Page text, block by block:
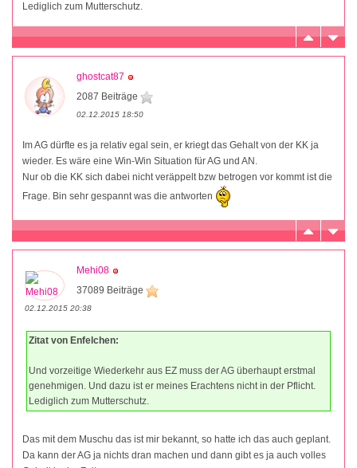
Lediglich zum Mutterschutz.
ghostcat87
2087 Beiträge
02.12.2015 18:50
Im AG dürfte es ja relativ egal sein, er kriegt das Gehalt von der KK ja
wieder. Es wäre eine Win-Win Situation für AG und AN.
Nur ob die KK sich dabei nicht veräppelt bzw betrogen vor kommt ist die
Frage. Bin sehr gespannt was die antworten
Mehi08
37089 Beiträge
02.12.2015 20:38
Zitat von Enfelchen:
Und vorzeitige Wiederkehr aus EZ muss der AG überhaupt erstmal
genehmigen. Und dazu ist er meines Erachtens nicht in der Pflicht.
Lediglich zum Mutterschutz.
Das mit dem Muschu das ist mir bekannt, so hatte ich das auch geplant.
Da kann der AG ja nichts dran machen und dann gibt es ja auch volles